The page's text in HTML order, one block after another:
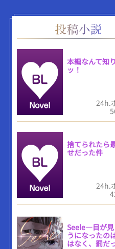
本編なんて知
ッ！
24h.
捨てられたら
せだった件
24h.
Seele―目が見
うになったの
はなく、罰だ